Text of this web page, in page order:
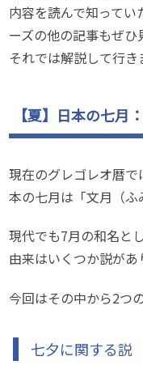
内容を読んで知って
ーズの他の記事もぜひ
それでは解説して行き
【夏】日本の七月
現在のグレゴレオ暦
本の七月は「文月（ふ
現代でも7月の和名と
由来はいくつか説があ
今回はその中から2つ
七夕に関する説